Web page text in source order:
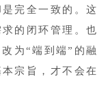
完全一致的。这
的闭环管理。也
为“端到端”的融
宗旨，才不会在